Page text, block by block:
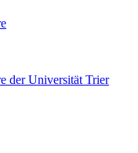
der Universität Trier